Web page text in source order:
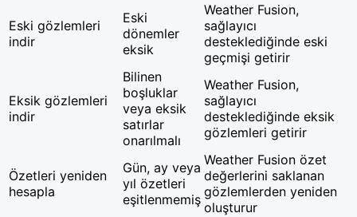
Eski gözlemleri
indir
Eski
dönemler
eksik
Weather Fusion,
sağlayıcı
desteklediğinde eski
geçmişi getirir
Eksik gözlemleri
indir
Bilinen
boşluklar
veya eksik
satırlar
onarılmalı
Weather Fusion,
sağlayıcı
desteklediğinde eksik
gözlemleri getirir
Özetleri yeniden
hesapla
Gün, ay veya
yıl özetleri
eşitlenmemiş
Weather Fusion özet
değerlerini saklanan
gözlemlerden yeniden
oluşturur